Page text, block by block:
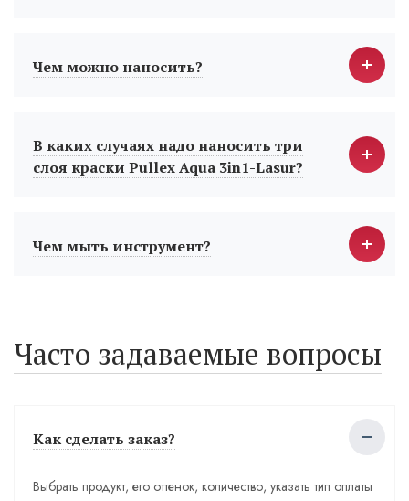
Чем можно наносить?
В каких случаях надо наносить три
слоя краски Pullex Aqua 3in1-Lasur?
Чем мыть инструмент?
Часто задаваемые вопросы
Как сделать заказ?
Выбрать продукт, его оттенок, количество, указать тип оплаты